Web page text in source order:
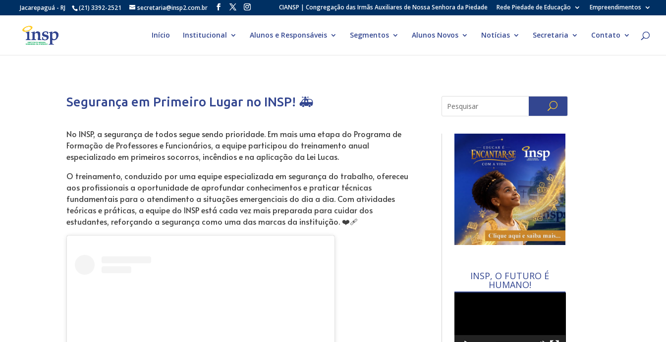
Jacarepaguá - RJ (21) 3392-2521 secretaria@insp2.com.br CIANSP | Congregação das Irmãs Auxiliares de Nossa Senhora da Piedade Rede Piedade de Educação Empreendimentos
Início Institucional Alunos e Responsáveis Segmentos Alunos Novos Notícias Secretaria Contato
Segurança em Primeiro Lugar no INSP! 🚑
No INSP, a segurança de todos segue sendo prioridade. Em mais uma etapa do Programa de
Formação de Professores e Funcionários, a equipe participou do treinamento anual
especializado em primeiros socorros, incêndios e na aplicação da Lei Lucas.
O treinamento, conduzido por uma equipe especializada em segurança do trabalho, ofereceu
aos profissionais a oportunidade de aprofundar conhecimentos e praticar técnicas
fundamentais para o atendimento a situações emergenciais do dia a dia. Com atividades
teóricas e práticas, a equipe do INSP está cada vez mais preparada para cuidar dos
estudantes, reforçando a segurança como uma das marcas da instituição. ❤‍🩹
INSP, O FUTURO É
HUMANO!